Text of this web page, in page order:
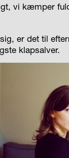
vi kæmper
er det til
klapsalver.